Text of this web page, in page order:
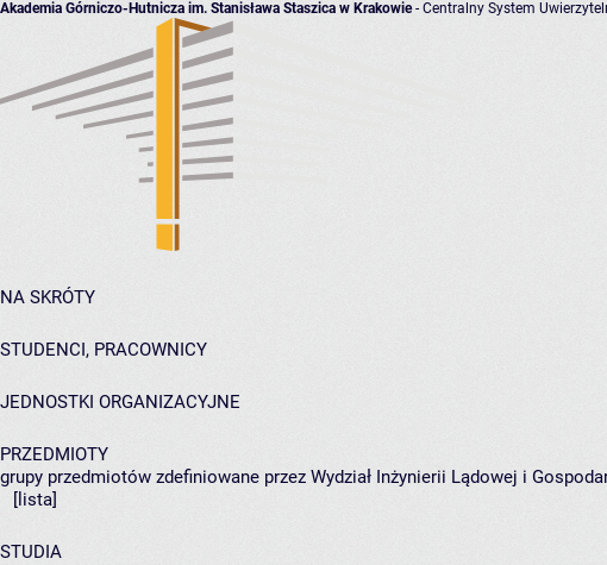
Akademia Górniczo-Hutnicza im. Stanisława Staszica w Krakowie- Centralny System
NA SKRÓTY
STUDENCI, PRACOWNICY
JEDNOSTKI ORGANIZACYJNE
PRZEDMIOTY
grupy przedmiotów zdefiniowane przez Wydział Inżynierii Lądowej i
[lista]
STUDIA